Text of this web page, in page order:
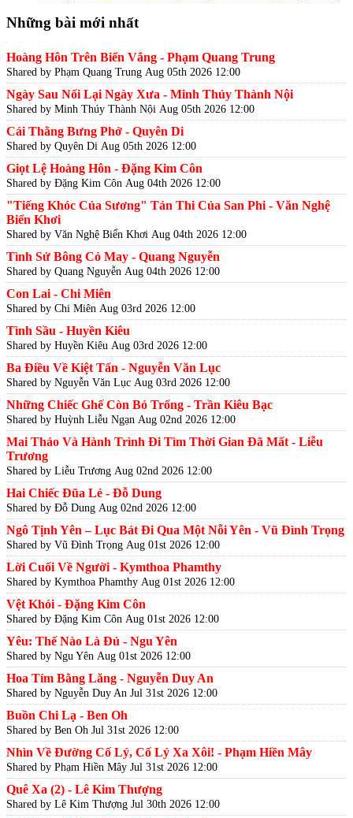
Những bài mới nhất
Hoàng Hôn Trên Biển Vắng - Phạm Quang Trung
Shared by Phạm Quang Trung Aug 05th 2026 12:00
Ngày Sau Nối Lại Ngày Xưa - Minh Thúy Thành Nội
Shared by Minh Thúy Thành Nội Aug 05th 2026 12:00
Cái Thằng Bưng Phở - Quyên Di
Shared by Quyên Di Aug 05th 2026 12:00
Giọt Lệ Hoàng Hôn - Đặng Kim Côn
Shared by Đặng Kim Côn Aug 04th 2026 12:00
"Tiếng Khóc Của Sương" Tản Thi Của San Phi - Văn Nghệ
Biển Khơi
Shared by Văn Nghệ Biển Khơi Aug 04th 2026 12:00
Tình Sử Bông Cỏ May - Quang Nguyễn
Shared by Quang Nguyễn Aug 04th 2026 12:00
Con Lai - Chi Miên
Shared by Chi Miên Aug 03rd 2026 12:00
Tình Sầu - Huyền Kiêu
Shared by Huyền Kiêu Aug 03rd 2026 12:00
Ba Điều Về Kiệt Tấn - Nguyễn Văn Lục
Shared by Nguyễn Văn Lục Aug 03rd 2026 12:00
Những Chiếc Ghế Còn Bỏ Trống - Trần Kiêu Bạc
Shared by Huỳnh Liễu Ngạn Aug 02nd 2026 12:00
Mai Thảo Và Hành Trình Đi Tìm Thời Gian Đã Mất - Liễu
Trương
Shared by Liễu Trương Aug 02nd 2026 12:00
Hai Chiếc Đũa Lẻ - Đỗ Dung
Shared by Đỗ Dung Aug 02nd 2026 12:00
Ngô Tịnh Yên – Lục Bát Đi Qua Một Nỗi Yên - Vũ Đình Trọng
Shared by Vũ Đình Trọng Aug 01st 2026 12:00
Lời Cuối Về Người - Kymthoa Phamthy
Shared by Kymthoa Phamthy Aug 01st 2026 12:00
Vệt Khói - Đặng Kim Côn
Shared by Đặng Kim Côn Aug 01st 2026 12:00
Yêu: Thế Nào Là Đủ - Ngu Yên
Shared by Ngu Yên Aug 01st 2026 12:00
Hoa Tím Bằng Lăng - Nguyễn Duy An
Shared by Nguyễn Duy An Jul 31st 2026 12:00
Buồn Chi Lạ - Ben Oh
Shared by Ben Oh Jul 31st 2026 12:00
Nhìn Về Đường Cố Lý, Cố Lý Xa Xôi! - Phạm Hiền Mây
Shared by Phạm Hiền Mây Jul 31st 2026 12:00
Quê Xa (2) - Lê Kim Thượng
Shared by Lê Kim Thượng Jul 30th 2026 12:00